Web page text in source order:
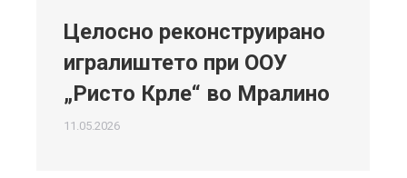
Целосно реконструирано
игралиштето при ООУ
„Ристо Крле“ во Мралино
11.05.2026